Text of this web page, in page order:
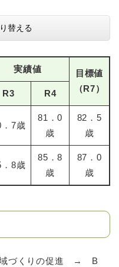
替える
実績値
目標値
（R7）
R3 R4
．7歳
81．0
歳
82．5
歳
．8歳
85．8
歳
87．0
歳
域づくりの促進 → B